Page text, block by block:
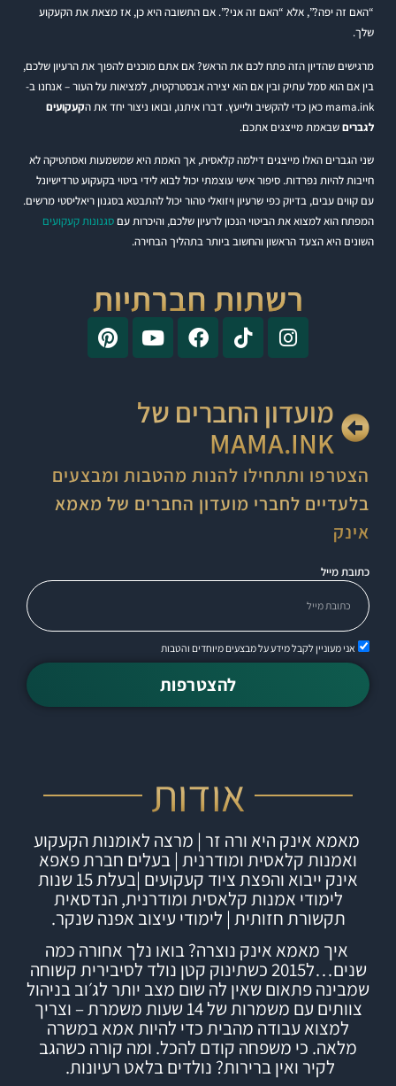
“האם זה יפה?”, אלא “האם זה אני?”. אם התשובה היא כן, אז מצאת את הקעקוע
שלך.
מרגישים שהדיון הזה פתח לכם את הראש? אם אתם מוכנים להפוך את הרעיון שלכם,
בין אם הוא סמל עתיק ובין אם הוא יצירה אבסטרקטית, למציאות על העור – אנחנו ב-
mama.ink כאן כדי להקשיב ולייעץ. דברו איתנו, ובואו ניצור יחד את ה
קעקועים
לגבריםשבאמת מייצגים אתכם.
שני הגברים האלו מייצגים דילמה קלאסית, אך האמת היא שמשמעות ואסתטיקה לא
חייבות להיות נפרדות. סיפור אישי עוצמתי יכול לבוא לידי ביטוי בקעקוע טרדישיונל
עם קווים עבים, בדיוק כפי שרעיון ויזואלי טהור יכול להתבטא בסגנון ריאליסטי מרשים.
המפתח הוא למצוא את הביטוי הנכון לרעיון שלכם, והיכרות עם סגנונות קעקועים
השונים היא הצעד הראשון והחשוב ביותר בתהליך הבחירה.
רשתות חברתיות
מועדון החברים של
MAMA.INK
הצטרפו ותתחילו להנות מהטבות ומבצעים
בלעדיים לחברי מועדון החברים של מאמא
אינק
כתובת מייל
אני מעוניין לקבל מידע על מבצעים מיוחדים והטבות
להצטרפות
אודות
מאמא אינק היא ורה זר | מרצה לאומנות הקעקוע
ואמנות קלאסית ומודרנית | בעלים חברתפאפא
אינק ייבוא והפצת ציוד קעקועים |
בעלת 15 שנות
לימודי אמנות קלאסית ומודרנית, הנדסאית
תקשורת חזותית | לימודי עיצוב אפנה שנקר.
איך מאמא אינק נוצרה?בואו נלך אחורה כמה
שנים…ל2015 כשתינוק קטן נולד לסיבירית קשוחה
שמבינה פתאום שאין לה שום מצב יותר לג׳וב בניהול
צוותים עם משמרות של 14 שעות משמרת – וצריך
למצוא עבודה מהבית כדי להיות אמא במשרה
מלאה. כי משפחה קודם להכל. ומה קורה כשהגב
לקיר ואין ברירות? נולדים בלאט רעיונות.